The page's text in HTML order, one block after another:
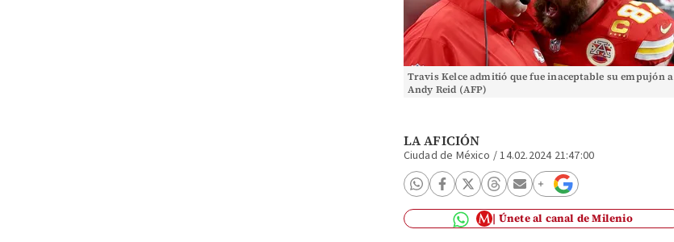
Travis Kelce admitió que fue inaceptable su empujón a
Andy Reid (AFP)
LA AFICIÓN
Ciudad de México /14.02.2024 21:47:00
Únete al canal de Milenio